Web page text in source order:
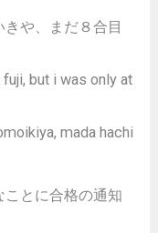
や、まだ８合目
but i was only at
mada hachi
とに合格の通知